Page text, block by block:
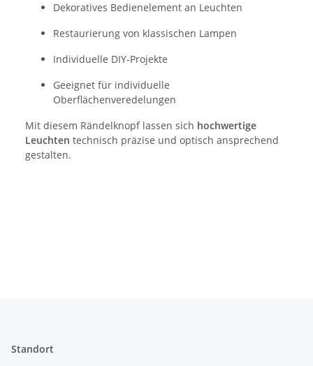
Dekoratives Bedienelement an Leuchten
Restaurierung von klassischen Lampen
Individuelle DIY-Projekte
Geeignet für individuelle
Oberflächenveredelungen
Mit diesem Rändelknopf lassen sich hochwertige
Leuchten technisch präzise und optisch ansprechend
gestalten.
Standort